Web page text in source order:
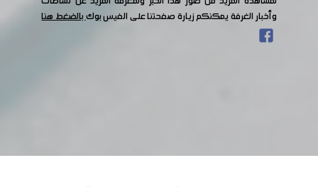
وأخبار الغرفة يمكنكم زيارة صفحتنا على الفيس بوكبالضغط هنا